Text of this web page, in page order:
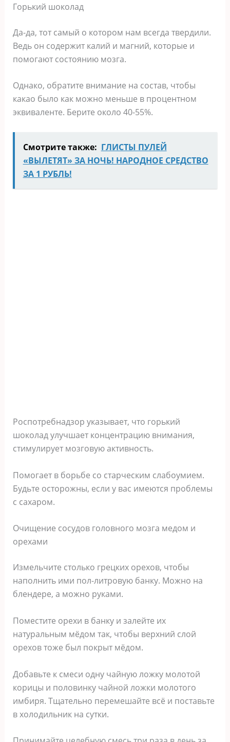
Горький шоколад
Да-да, тот самый о котором нам всегда твердили.
Ведь он содержит калий и магний, которые и
помогают состоянию мозга.
Однако, обратите внимание на состав, чтобы
какао было как можно меньше в процентном
эквиваленте. Берите около 40-55%.
Смотрите также: ГЛИСТЫ ПУЛЕЙ
«ВЫЛЕТЯТ» ЗА НОЧЬ! НАРОДНОЕ СРЕДСТВО
ЗА 1 РУБЛЬ!
Роспотребнадзор указывает, что горький
шоколад улучшает концентрацию внимания,
стимулирует мозговую активность.
Помогает в борьбе со старческим слабоумием.
Будьте осторожны, если у вас имеются проблемы
с сахаром.
Очищение сосудов головного мозга медом и
орехами
Измельчите столько грецких орехов, чтобы
наполнить ими пол-литровую банку. Можно на
блендере, а можно руками.
Поместите орехи в банку и залейте их
натуральным мёдом так, чтобы верхний слой
орехов тоже был покрыт мёдом.
Добавьте к смеси одну чайную ложку молотой
корицы и половинку чайной ложки молотого
имбиря. Тщательно перемешайте всё и поставьте
в холодильник на сутки.